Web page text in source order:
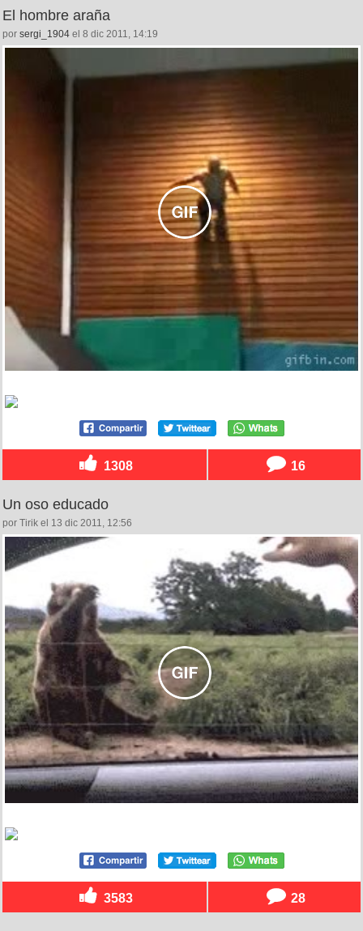
El hombre araña
por sergi_1904 el 8 dic 2011, 14:19
1308 16
Un oso educado
por Tirik el 13 dic 2011, 12:56
3583 28